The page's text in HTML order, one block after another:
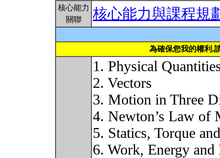
核心能力
關聯
核心能力與課程規
為確保您我的權利,
1. Physical
2. Vectors
3. Motion in Three
4. Newton’s Law of
5. Statics, Torque
6. Work, Energy and